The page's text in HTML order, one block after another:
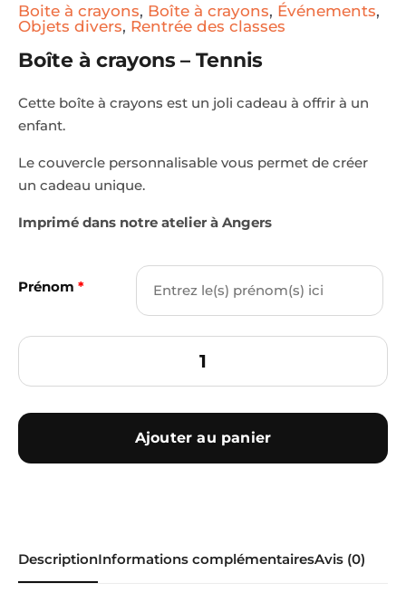
Boite à crayons, Boîte à crayons, Événements,
Objets divers, Rentrée des classes
Boîte à crayons – Tennis
Cette boîte à crayons est un joli cadeau à offrir à un
enfant.
Le couvercle personnalisable vous permet de créer
un cadeau unique.
Imprimé dans notre atelier à Angers
Prénom *
Ajouter au panier
DescriptionInformations complémentairesAvis (0)